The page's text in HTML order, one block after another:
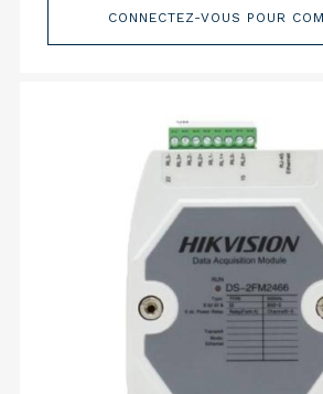
CONNECTEZ-VOUS POUR